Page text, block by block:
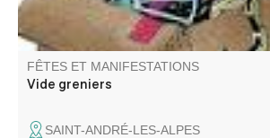
FÊTES ET MANIFESTATIONS
Vide greniers
SAINT-ANDRÉ-LES-ALPES